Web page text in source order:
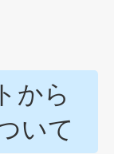
から
いて